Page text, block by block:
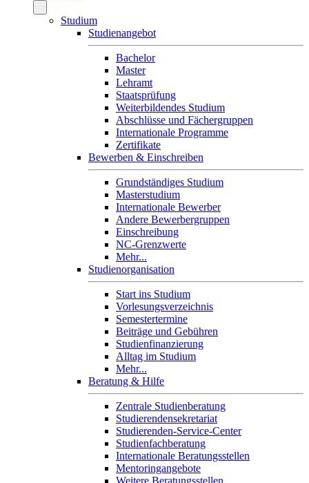
Studium
Studienangebot
Bachelor
Master
Lehramt
Staatsprüfung
Weiterbildendes Studium
Abschlüsse und Fächergruppen
Internationale Programme
Zertifikate
Bewerben & Einschreiben
Grundständiges Studium
Masterstudium
Internationale Bewerber
Andere Bewerbergruppen
Einschreibung
NC-Grenzwerte
Mehr...
Studienorganisation
Start ins Studium
Vorlesungsverzeichnis
Semestertermine
Beiträge und Gebühren
Studienfinanzierung
Alltag im Studium
Mehr...
Beratung & Hilfe
Zentrale Studienberatung
Studierendensekretariat
Studierenden-Service-Center
Studienfachberatung
Internationale Beratungsstellen
Mentoringangebote
Weitere Beratungsstellen